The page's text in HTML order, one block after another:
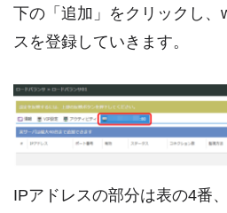
下の「追加」をクリックし、
スを登録していきます。
IPアドレスの部分は表の4番